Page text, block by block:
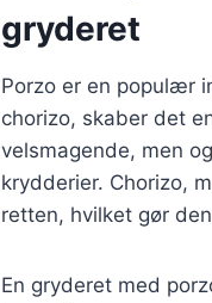
gryderet
Porzo er en populær
chorizo, skaber det
velsmagende, men
krydderier. Chorizo,
retten, hvilket gør
En gryderet med